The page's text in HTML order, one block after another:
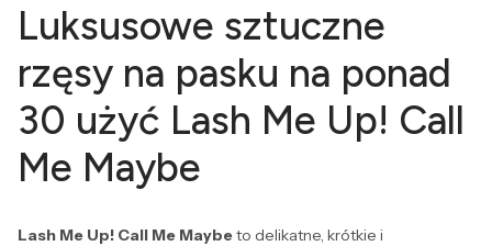
Luksusowe sztuczne
rzęsy na pasku na ponad
30 użyć Lash Me Up! Call
Me Maybe
Lash Me Up! Call Me Maybeto delikatne, krótkie i